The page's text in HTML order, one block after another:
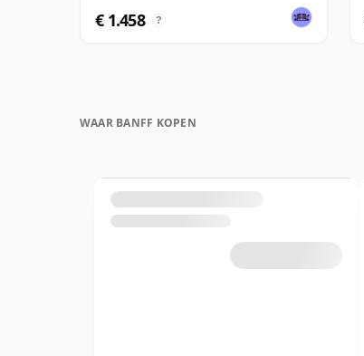
€ 1.458 ?
WAAR BANFF KOPEN